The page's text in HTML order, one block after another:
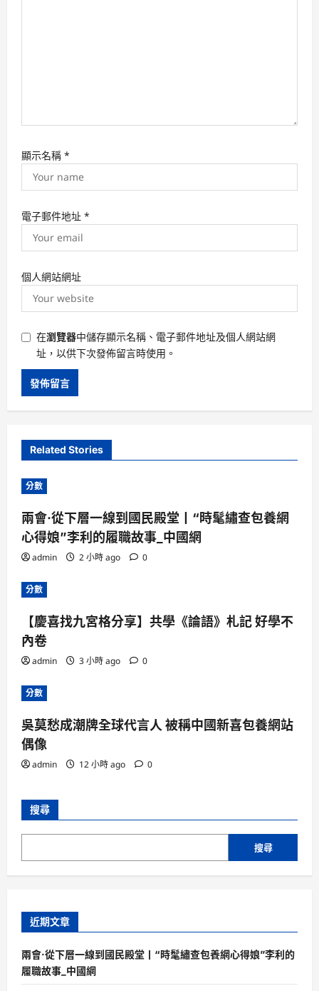
顯示名稱 *
電子郵件地址 *
個人網站網址
在瀏覽器中儲存顯示名稱、電子郵件地址及個人網站網
址，以供下次發佈留言時使用。
Related Stories
分數
兩會·從下層一線到國民殿堂丨“時髦繡查包養網
心得娘”李利的履職故事_中國網
admin 2 小時 ago 0
分數
【慶喜找九宮格分享】共學《論語》札記 好學不
內卷
admin 3 小時 ago 0
分數
吳莫愁成潮牌全球代言人 被稱中國新喜包養網站
偶像
admin 12 小時 ago 0
搜尋
搜尋
近期文章
兩會·從下層一線到國民殿堂丨“時髦繡查包養網心得娘”李利的
履職故事_中國網